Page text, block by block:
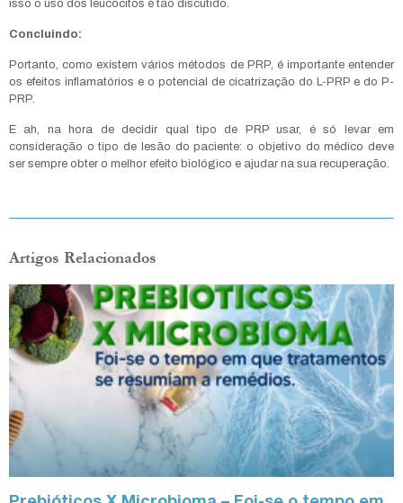
isso o uso dos leucócitos é tão discutido.
Concluindo:
Portanto, como existem vários métodos de PRP, é importante entender
os efeitos inflamatórios e o potencial de cicatrização do L-PRP e do P-
PRP.
E ah, na hora de decidir qual tipo de PRP usar, é só levar em
consideração o tipo de lesão do paciente: o objetivo do médico deve
ser sempre obter o melhor efeito biológico e ajudar na sua recuperação.
Artigos Relacionados